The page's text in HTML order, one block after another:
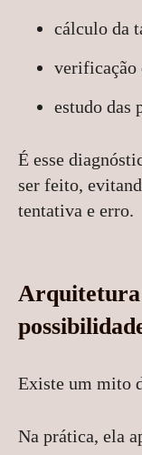
cálculo da
verificação
estudo das
É esse
ser feito,
tentativa e erro.
Arquitetura
Existe um mito
Na prática, ela